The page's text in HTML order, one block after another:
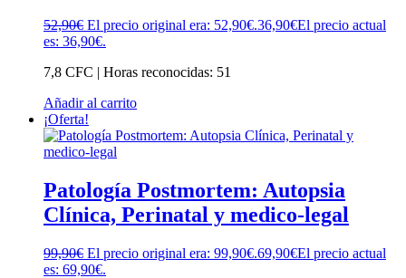
52,90€ El precio original era: 52,90€.36,90€El precio actual
es: 36,90€.
7,8 CFC | Horas reconocidas: 51
Añadir al carrito
¡Oferta!
Patología Postmortem: Autopsia
Clínica, Perinatal y medico-legal
99,90€ El precio original era: 99,90€.69,90€El precio actual
es: 69,90€.